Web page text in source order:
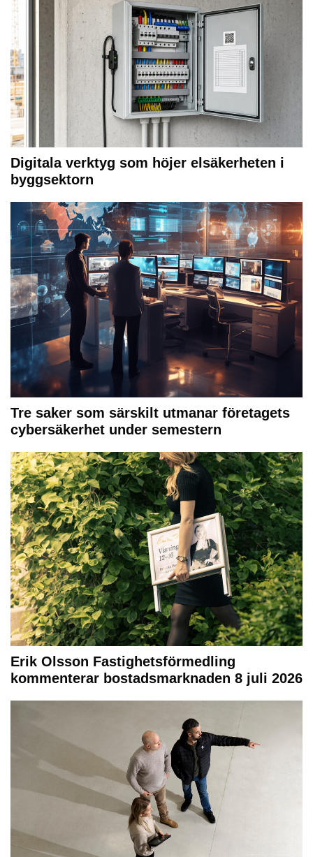
Digitala verktyg som höjer elsäkerheten i
byggsektorn
Tre saker som särskilt utmanar företagets
cybersäkerhet under semestern
Erik Olsson Fastighetsförmedling
kommenterar bostadsmarknaden 8 juli 2026